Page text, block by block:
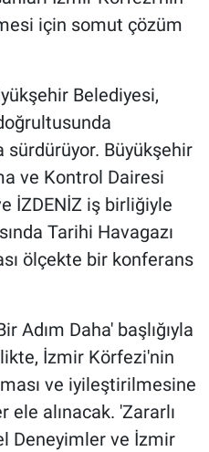
için somut çözüm
Belediyesi,
sürdürüyor. Büyükşehir
ve Kontrol Dairesi
İZDENİZ iş birliğiyle
Tarihi Havagazı
ölçekte bir konferans
Adım Daha' başlığıyla
İzmir Körfezi'nin
ve iyileştirilmesine
alınacak. 'Zararlı
Deneyimler ve İzmir